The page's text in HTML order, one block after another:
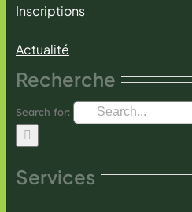
Inscriptions
Actualité
Recherche
Search for:
Services